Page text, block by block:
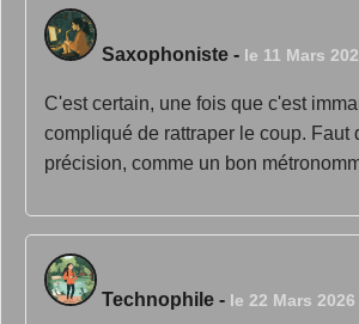
Saxophoniste - le 11 Mars
C'est certain, une fois que c'est
compliqué de rattraper le coup. Faut
précision, comme un bon
Technophile - le 22 Mars 2026